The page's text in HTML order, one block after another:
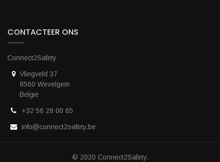
CONTACTEER ONS
Connect2Safety
Vliegveld 37
8560 Wevelgem
België
+32 56 28 00 65
info@connect2safety.be
© 2020 Connect2Safety.